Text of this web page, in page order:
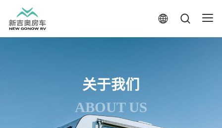
关于我们
ABOUT US